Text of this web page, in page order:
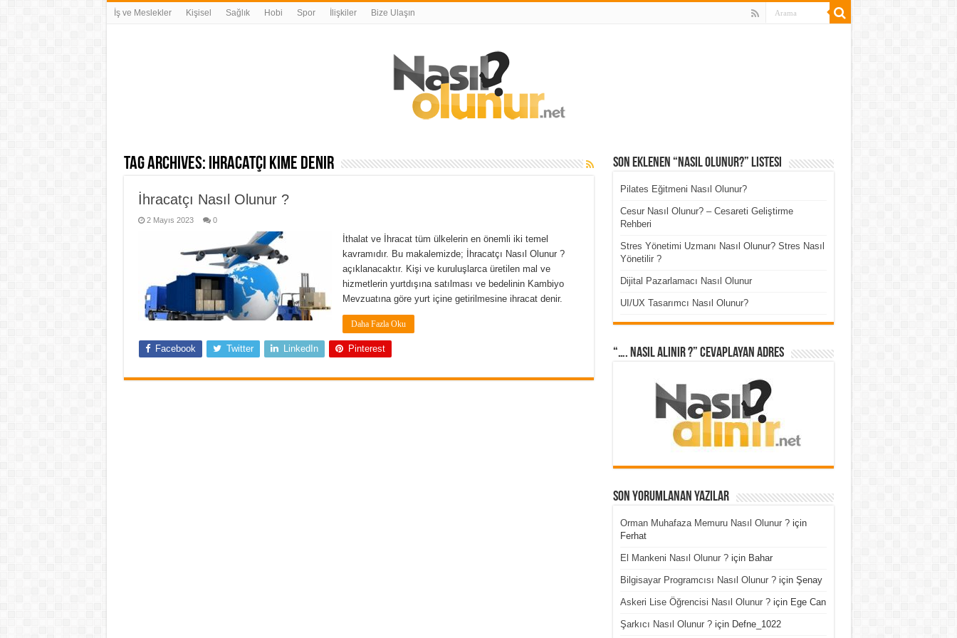
İş ve Meslekler Kişisel Sağlık Hobi Spor İlişkiler Bize Ulaşın
Tag Archives: ihracatçı kime denir
İhracatçı Nasıl Olunur ?
2 Mayıs 2023 0
İthalat ve İhracat tüm ülkelerin en önemli iki temel
kavramıdır. Bu makalemizde; İhracatçı Nasıl Olunur ?
açıklanacaktır. Kişi ve kuruluşlarca üretilen mal ve
hizmetlerin yurtdışına satılması ve bedelinin Kambiyo
Mevzuatına göre yurt içine getirilmesine ihracat denir.
Daha Fazla Oku
Facebook Twitter LinkedIn Pinterest
Son Eklenen “Nasıl Olunur?” Listesi
Pilates Eğitmeni Nasıl Olunur?
Cesur Nasıl Olunur? – Cesareti Geliştirme
Rehberi
Stres Yönetimi Uzmanı Nasıl Olunur? Stres Nasıl
Yönetilir ?
Dijital Pazarlamacı Nasıl Olunur
UI/UX Tasarımcı Nasıl Olunur?
“…. Nasıl Alınır ?” cevaplayan adres
Son Yorumlanan Yazılar
Orman Muhafaza Memuru Nasıl Olunur ?için
Ferhat
El Mankeni Nasıl Olunur ?için Bahar
Bilgisayar Programcısı Nasıl Olunur ?için Şenay
Askeri Lise Öğrencisi Nasıl Olunur ?için Ege Can
Şarkıcı Nasıl Olunur ?için Defne_1022